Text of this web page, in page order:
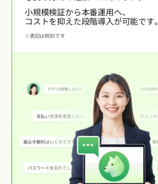
小規模検証から本番運用へ、
コストを抑えた段階導入が可能です。
※表記は税別です